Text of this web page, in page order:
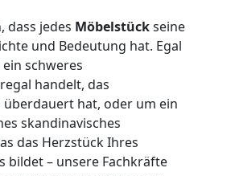
dass jedes Möbelstückseine
und Bedeutung hat. Egal
schweres
handelt, das
überdauert hat, oder um ein
skandinavisches
das Herzstück Ihres
bildet – unsere Fachkräfte